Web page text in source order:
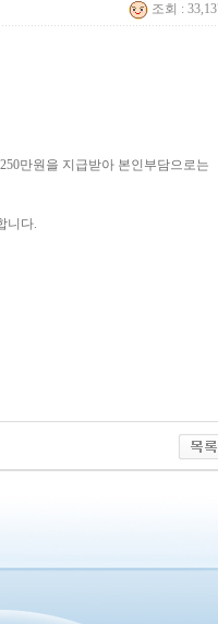
조회 :
만원을 지급받아 본인부담으로는
니다.